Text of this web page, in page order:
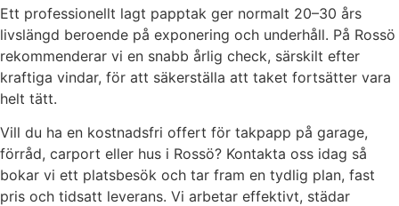
Ett professionellt lagt papptak ger normalt 20–30 års
livslängd beroende på exponering och underhåll. På Rossö
rekommenderar vi en snabb årlig check, särskilt efter
kraftiga vindar, för att säkerställa att taket fortsätter vara
helt tätt.
Vill du ha en kostnadsfri offert för takpapp på garage,
förråd, carport eller hus i Rossö? Kontakta oss idag så
bokar vi ett platsbesök och tar fram en tydlig plan, fast
pris och tidsatt leverans. Vi arbetar effektivt, städar